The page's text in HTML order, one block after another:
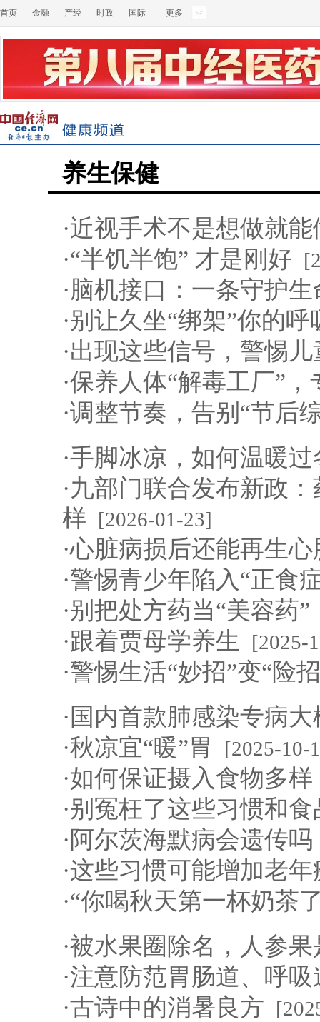
首页 金融 产经 时政 国际 更多
养生保健
·近视手术不是想做就能
·“半饥半饱” 才是刚好
·脑机接口：一条守护生
·别让久坐“绑架”你的呼
·出现这些信号，警惕
·保养人体“解毒工厂”，
·调整节奏，告别“节后
·手脚冰凉，如何温暖过
·九部门联合发布新政
样 [2026-01-23]
·心脏病损后还能再生心
·警惕青少年陷入“正食
·别把处方药当“美容药”
·跟着贾母学养生 [2025-
·警惕生活“妙招”变“险
· 国内首款肺感染专病
·秋凉宜“暖”胃 [2025-10-
·如何保证摄入食物多样
·别冤枉了这些习惯和食
·阿尔茨海默病会遗传吗
·这些习惯可能增加老年
·“你喝秋天第一杯奶茶
·被水果圈除名，人参果
·注意防范胃肠道、呼吸
·古诗中的消暑良方